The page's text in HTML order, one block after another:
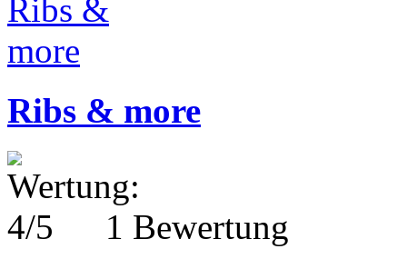
Ribs & more
1 Bewertung